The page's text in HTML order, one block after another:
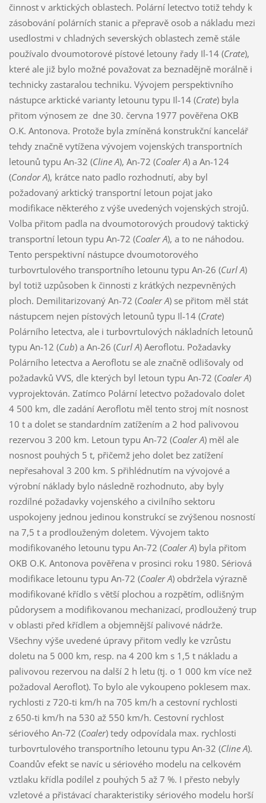
činnost v arktických oblastech. Polární letectvo totiž tehdy k
zásobování polárních stanic a přepravě osob a nákladu mezi
usedlostmi v chladných severských oblastech země stále
používalo dvoumotorové pístové letouny řady Il-14 (Crate),
které ale již bylo možné považovat za beznadějně morálně i
technicky zastaralou techniku. Vývojem perspektivního
nástupce arktické varianty letounu typu Il-14 (Crate) byla
přitom výnosem ze dne 30. června 1977 pověřena OKB
O.K. Antonova. Protože byla zmíněná konstrukční kancelář
tehdy značně vytížena vývojem vojenských transportních
letounů typu An-32 (Cline A), An-72 (Coaler A) a An-124
(Condor A), krátce nato padlo rozhodnutí, aby byl
požadovaný arktický transportní letoun pojat jako
modifikace některého z výše uvedených vojenských strojů.
Volba přitom padla na dvoumotorových proudový taktický
transportní letoun typu An-72 (Coaler A), a to ne náhodou.
Tento perspektivní nástupce dvoumotorového
turbovrtulového transportního letounu typu An-26 (Curl A)
byl totiž uzpůsoben k činnosti z krátkých nezpevněných
ploch. Demilitarizovaný An-72 (Coaler A) se přitom měl stát
nástupcem nejen pístových letounů typu Il-14 (Crate)
Polárního letectva, ale i turbovrtulových nákladních letounů
typu An-12 (Cub) a An-26 (Curl A) Aeroflotu. Požadavky
Polárního letectva a Aeroflotu se ale značně odlišovaly od
požadavků VVS, dle kterých byl letoun typu An-72 (Coaler A)
vyprojektován. Zatímco Polární letectvo požadovalo dolet
4 500 km, dle zadání Aeroflotu měl tento stroj mít nosnost
10 t a dolet se standardním zatížením a 2 hod palivovou
rezervou 3 200 km. Letoun typu An-72 (Coaler A) měl ale
nosnost pouhých 5 t, přičemž jeho dolet bez zatížení
nepřesahoval 3 200 km. S přihlédnutím na vývojové a
výrobní náklady bylo následně rozhodnuto, aby byly
rozdílné požadavky vojenského a civilního sektoru
uspokojeny jednou jedinou konstrukcí se zvýšenou nosností
na 7,5 t a prodlouženým doletem. Vývojem takto
modifikovaného letounu typu An-72 (Coaler A) byla přitom
OKB O.K. Antonova pověřena v prosinci roku 1980. Sériová
modifikace letounu typu An-72 (Coaler A) obdržela výrazně
modifikované křídlo s větší plochou a rozpětím, odlišným
půdorysem a modifikovanou mechanizací, prodloužený trup
v oblasti před křídlem a objemnější palivové nádrže.
Všechny výše uvedené úpravy přitom vedly ke vzrůstu
doletu na 5 000 km, resp. na 4 200 km s 1,5 t nákladu a
palivovou rezervou na další 2 h letu (tj. o 1 000 km více než
požadoval Aeroflot). To bylo ale vykoupeno poklesem max.
rychlosti z 720-ti km/h na 705 km/h a cestovní rychlosti
z 650-ti km/h na 530 až 550 km/h. Cestovní rychlost
sériového An-72 (Coaler) tedy odpovídala max. rychlosti
turbovrtulového transportního letounu typu An-32 (Cline A).
Coandův efekt se navíc u sériového modelu na celkovém
vztlaku křídla podílel z pouhých 5 až 7 %. I přesto nebyly
vzletové a přistávací charakteristiky sériového modelu horší